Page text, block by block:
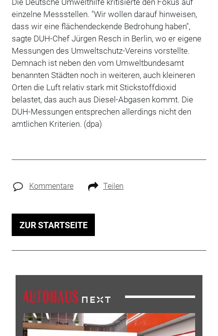
einzelne Messstellen. "Wir wollen darauf hinweisen,
dass wir eine flächendeckende Bedrohung haben",
sagte DUH-Chef Jürgen Resch in Berlin, wo er eigene
Messungen des Umweltschutz-Vereins vorstellte.
Demnach ist neben den vom Umweltbundesamt
benannten Städten noch in weiteren, auch kleineren
Orten die Luft relativ stark mit Stickstoffdioxid
belastet, das auch aus Diesel-Abgasen kommt. Die
DUH-Messungen entsprechen allerdings nicht den
amtlichen Kriterien. (dpa)
Kommentare Teilen
ZUR STARTSEITE